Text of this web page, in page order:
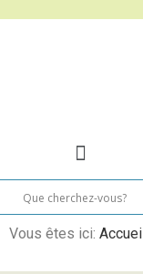
Vous êtes ici: Accueil